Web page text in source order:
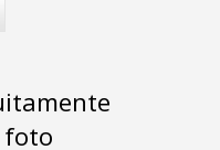
foto